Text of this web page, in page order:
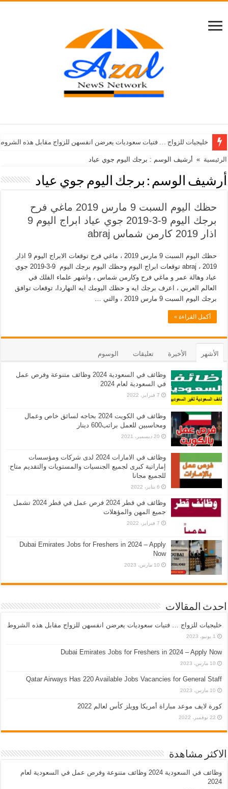
خليجيات للزواج … فتيات سعوديات يعرضن انفسهن للزواج مقابل هذه
الرئيسية » أرشيف الوسم : برجك اليوم جوي عياد
أرشيف الوسم : برجك اليوم جوي عياد
حظك اليوم السبت 9 مارس 2019 ماغي فرح
برجك اليوم 9-3-2019 جوي عياد ابراج اليوم 9
اذار 2019 كارمن شماس abraj
حظك اليوم السبت 9 مارس 2019 ، ماغي فرح توقعات الابراج اليوم 9 اذار
2019 ، abraj توقعات ابراج اليوم وحظك اليوم برجك اليوم 9-3-2019 جوي
عياد وهالة عمر و ماغي فرح وكارمن شماس ، واشهر علماء الفلك في
العالم العربي ، اعرف برجك ايه و حظك اليومك ايه النهاردا، توقعات توافق
برجك اليوم السبت 9 مارس 2019 ، والتي …
أكمل القراءة »
الأشهر الأخيرة تعليقات الوسوم
وظائف في السعودية 2024 وظائف متنوعة وفرص عمل
في السعودية لعام 2024
7 فبراير، 2022
وظائف في الكويت 2024 بحاجه لسائق خاص وعمال
ومحاسبين للعمل براتب600 دينار
20 ديسمبر، 2021
وظائف في الامارات 2024 لدى شركات ومؤسسات
إماراتية كبرى لجميع الجنسيات والمستويات والتقديم متاح
للجميع مجانا
6 يناير، 2022
وظائف في قطر 2024 فرص عمل في قطر 2024 تشمل
جميع المهن والمؤهلات
7 فبراير، 2022
Dubai Emirates Jobs for Freshers in 2024 – Apply
Now
10 مارس، 2023
احدث المقالات
خليجيات للزواج … فتيات سعوديات يعرضن انفسهن للزواج مقابل هذه الشروط
1 يونيو، 2023
Dubai Emirates Jobs for Freshers in 2024 – Apply Now
10 مارس، 2023
Qatar Airways Has 220 Available Jobs Vacancies for General Staff
10 مارس، 2023
كورة لايف موعد مباراة أمريكا وويلز كأس لعالم 2022
22 نوفمبر، 2022
الاكثر مشاهدة
وظائف في السعودية 2024 وظائف متنوعة وفرص عمل في السعودية لعام
2024